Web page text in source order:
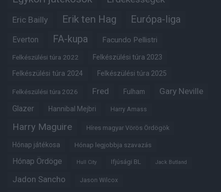
Eric Bailly Erik ten Hag Európa-liga
Everton FA-kupa Facundo Pellistri
Felkészülési túra 2022 Felkészülési túra 2023
Felkészülési túra 2024 Felkészülési túra 2025
Felkészülési túra 2026 Fred Fulham Gary Neville
Glazer Hannibal Mejbri Harry Amass
Harry Maguire Híres magyar Vörös Ördögök
Hónap játékosa Hónap legjobbja szavazás
Hónap Ördöge Hull City Ifjúsági BL Jack Butland
Jadon Sancho Jason Wilcox